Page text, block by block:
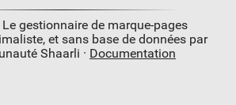
Le gestionnaire de marque-pages
et sans base de données par
Shaarli · Documentation